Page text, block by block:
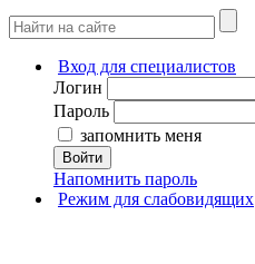
Вход для специалистов
Логин
Пароль
запомнить меня
Войти
Напомнить пароль
Режим для слабовидящих